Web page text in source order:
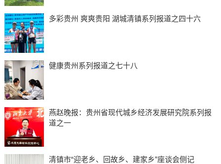
多彩贵州 爽爽贵阳 湖城清镇系列报道之四十六
健康贵州系列报道之七十八
燕赵晚报：贵州省现代城乡经济发展研究院系列报
道之一
清镇市“迎老乡、回故乡、建家乡”座谈会侧记